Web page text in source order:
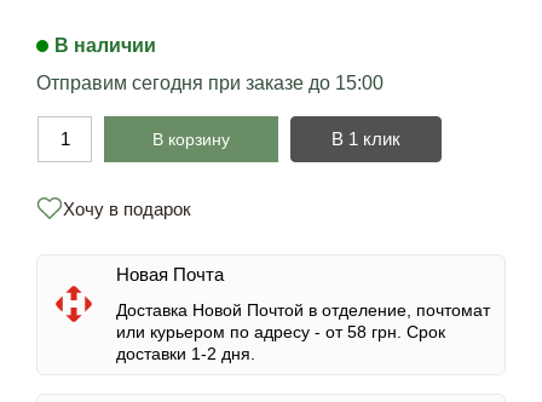
В наличии
Отправим сегодня при заказе до 15:00
В корзину В 1 клик
Хочу в подарок
Новая Почта
Доставка Новой Почтой в отделение, почтомат
или курьером по адресу - от 58 грн. Срок
доставки 1-2 дня.